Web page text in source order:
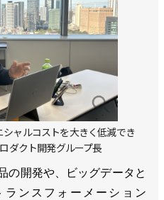
シャルコストを大きく低減でき
ダクト開発グループ長
開発や、ビッグデータと
ンスフォーメーション